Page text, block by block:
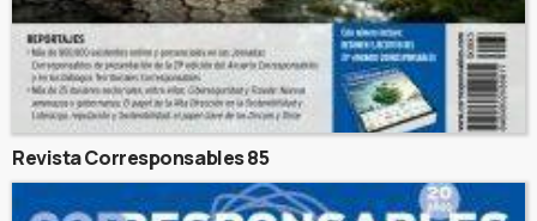
Revista Corresponsables 85